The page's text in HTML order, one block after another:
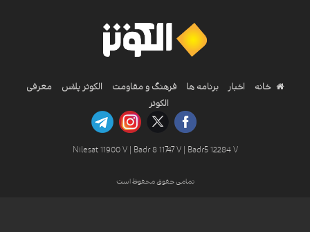
خانه اخبار برنامه ها فرهنگ و مقاومت الکوثر پلاس
معرفی
الکوثر
Nilesat 11900 V | Badr 8 11747 V | Badr5 12284 V
تمامی حقوق محفوظ است